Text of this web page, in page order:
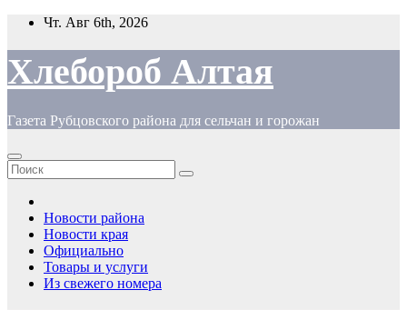
Перейти
содержимому
Чт. Авг 6th, 2026
Хлебороб Алтая
Газета Рубцовского района для сельчан и горожан
Новости района
Новости края
Официально
Товары и услуги
Из свежего номера